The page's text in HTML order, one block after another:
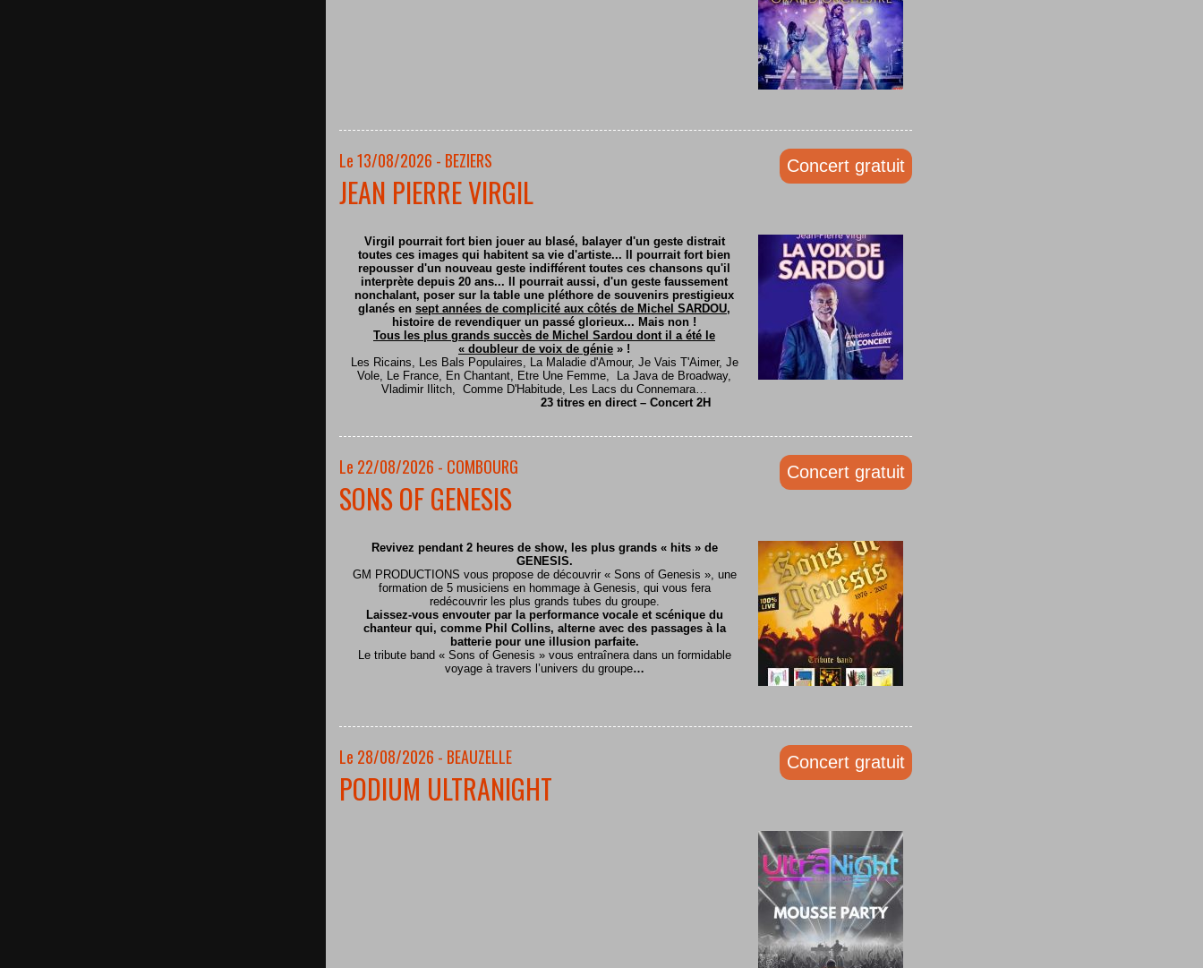
Le 13/08/2026 - BEZIERS
JEAN PIERRE VIRGIL
Concert gratuit
Virgil pourrait fort bien jouer au blasé, balayer d'un geste distrait
toutes ces images qui habitent sa vie d'artiste... Il pourrait fort bien
repousser d'un nouveau geste indifférent toutes ces chansons qu'il
interprète depuis 20 ans... Il pourrait aussi, d'un geste faussement
nonchalant, poser sur la table une pléthore de souvenirs prestigieux
glanés en sept années de complicité aux côtés de Michel SARDOU,
histoire de revendiquer un passé glorieux... Mais non !
Tous les plus grands succès de Michel Sardou dont il a été le
« doubleur de voix de génie » !
Les Ricains, Les Bals Populaires, La Maladie d'Amour, Je Vais T'Aimer, Je
Vole, Le France, En Chantant, Etre Une Femme, La Java de Broadway,
Vladimir Ilitch, Comme D'Habitude, Les Lacs du Connemara…
23 titres en direct – Concert 2H
Le 22/08/2026 - COMBOURG
SONS OF GENESIS
Concert gratuit
Revivez pendant 2 heures de show, les plus grands « hits » de
GENESIS.
GM PRODUCTIONS vous propose de découvrir « Sons of Genesis », une
formation de 5 musiciens en hommage à Genesis, qui vous fera
redécouvrir les plus grands tubes du groupe.
Laissez-vous envouter par la performance vocale et scénique du
chanteur qui, comme Phil Collins, alterne avec des passages à la
batterie pour une illusion parfaite.
Le tribute band « Sons of Genesis » vous entraînera dans un formidable
voyage à travers l’univers du groupe…
Le 28/08/2026 - BEAUZELLE
PODIUM ULTRANIGHT
Concert gratuit